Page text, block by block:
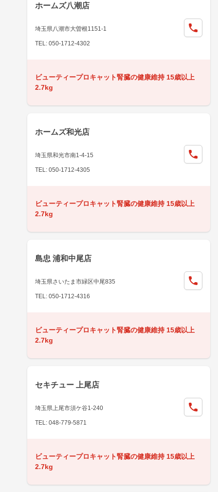
ホームズ八潮店
埼玉県八潮市大曽根1151-1
TEL: 050-1712-4302
ビューティープロキャット腎臓の健康維持 15歳以上
2.7kg
ホームズ和光店
埼玉県和光市南1-4-15
TEL: 050-1712-4305
ビューティープロキャット腎臓の健康維持 15歳以上
2.7kg
島忠 浦和中尾店
埼玉県さいたま市緑区中尾835
TEL: 050-1712-4316
ビューティープロキャット腎臓の健康維持 15歳以上
2.7kg
セキチュー 上尾店
埼玉県上尾市須ケ谷1-240
TEL: 048-779-5871
ビューティープロキャット腎臓の健康維持 15歳以上
2.7kg